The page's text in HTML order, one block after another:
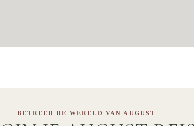
BETREED DE WERELD VAN AUGUST